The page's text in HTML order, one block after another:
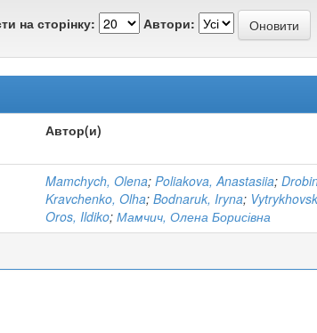
на сторінку: Автори:
Автор(и)
Mamchych, Olena; Poliakova, Anastasiia;
Kravchenko, Olha; Bodnaruk, Iryna;
Oros, Ildiko; Мамчич, Олена Борисівна